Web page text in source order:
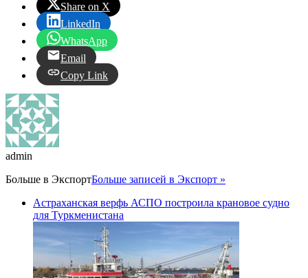
Share on X
LinkedIn
WhatsApp
Email
Copy Link
admin
Больше в ЭкспортБольше записей в Экспорт »
Астраханская верфь АСПО построила крановое судно
для Туркменистана